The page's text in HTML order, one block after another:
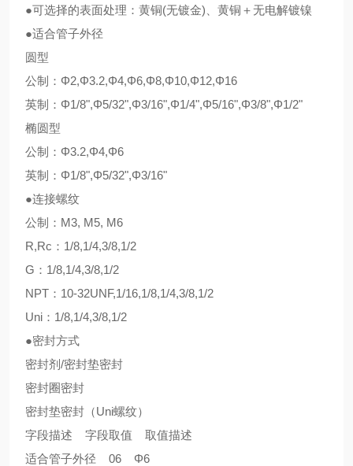
●可选择的表面处理：黄铜(无镀金)、黄铜＋无电解镀镍
●适合管子外径
圆型
公制：Φ2,Φ3.2,Φ4,Φ6,Φ8,Φ10,Φ12,Φ16
英制：Φ1/8",Φ5/32",Φ3/16",Φ1/4",Φ5/16",Φ3/8",Φ1/2"
椭圆型
公制：Φ3.2,Φ4,Φ6
英制：Φ1/8",Φ5/32",Φ3/16"
●连接螺纹
公制：M3, M5, M6
R,Rc：1/8,1/4,3/8,1/2
G：1/8,1/4,3/8,1/2
NPT：10-32UNF,1/16,1/8,1/4,3/8,1/2
Uni：1/8,1/4,3/8,1/2
●密封方式
密封剂/密封垫密封
密封圈密封
密封垫密封（Uni螺纹）
字段描述 字段取值 取值描述
适合管子外径 06 Φ6